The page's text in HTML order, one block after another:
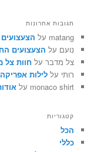
תגובות אחרונות
matang על הצעצועים
נועם על הצעצועים
צל מדבר על חוות צל
רותי עללילות אפריקה
monaco shirt על
קטגוריות
הכל
כללי